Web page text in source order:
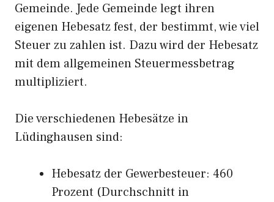
Gemeinde. Jede Gemeinde legt ihren
eigenen Hebesatz fest, der bestimmt, wie viel
Steuer zu zahlen ist. Dazu wird der Hebesatz
mit dem allgemeinen Steuermessbetrag
multipliziert.
Die verschiedenen Hebesätze in
Lüdinghausen sind:
Hebesatz der Gewerbesteuer: 460
Prozent (Durchschnitt in